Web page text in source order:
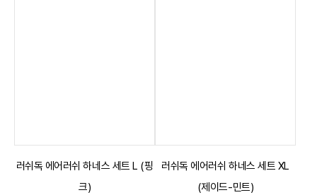
러쉬독 에어러쉬 하네스 세트 L (핑
크)
러쉬독 에어러쉬 하네스 세트 XL
(제이드-민트)